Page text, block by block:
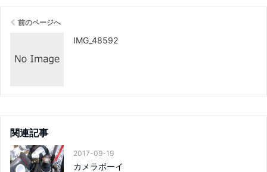
前のページへ
IMG_48592
関連記事
2017-09-19
カメラボーイ